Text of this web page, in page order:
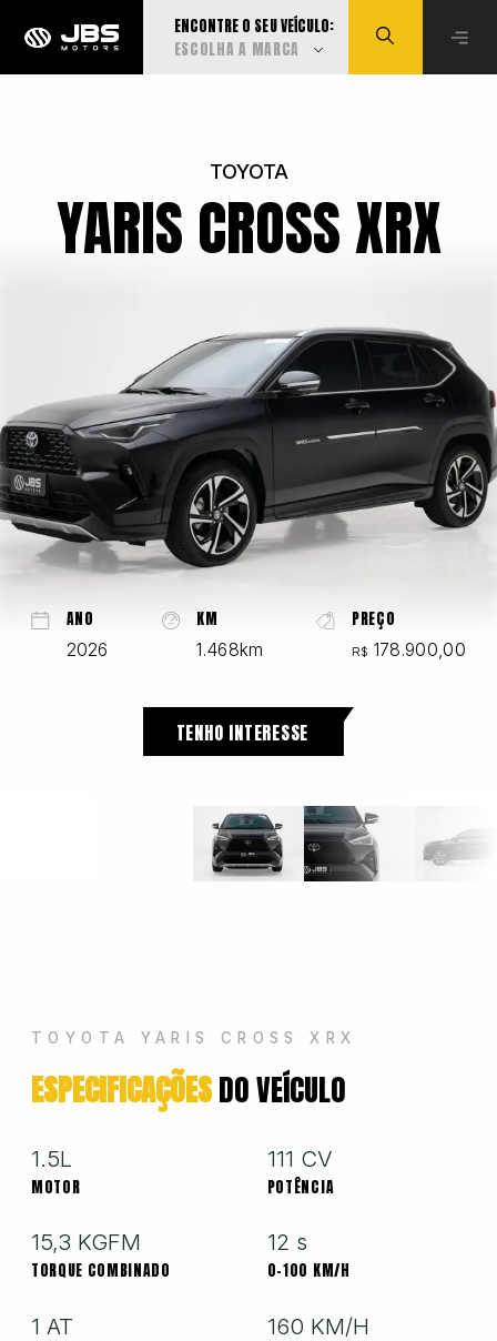
ENCONTRE O SEU VEÍCULO:
ESCOLHA A MARCA
Audi
Can-Am
Caoa Changan
Caoa Chery
Chevrolet
Ford
Jeep
TOYOTA
YARIS CROSS XRX
ANO
2026
KM
1.468km
PREÇO
R$ 178.900,00
TENHO INTERESSE
TOYOTA YARIS CROSS XRX
ESPECIFICAÇÕESDO VEÍCULO
1.5L
MOTOR
111 CV
POTÊNCIA
15,3 KGFM
TORQUE COMBINADO
12 s
0-100 KM/H
1 AT 160 KM/H